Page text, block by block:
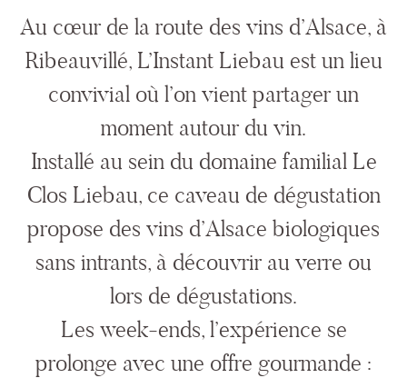
Au cœur de la route des vins d’Alsace, à
Ribeauvillé, L’Instant Liebau est un lieu
convivial où l’on vient partager un
moment autour du vin.
Installé au sein du domaine familial Le
Clos Liebau, ce caveau de dégustation
propose des vins d’Alsace biologiques
sans intrants, à découvrir au verre ou
lors de dégustations.
Les week-ends, l’expérience se
prolonge avec une offre gourmande :